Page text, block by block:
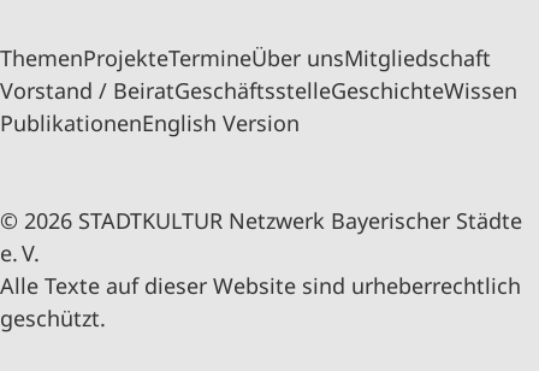
ThemenProjekteTermineÜber unsMitgliedschaft
Vorstand / BeiratGeschäftsstelleGeschichteWissen
PublikationenEnglish Version
© 2026 STADTKULTUR Netzwerk Bayerischer Städte
e. V.
Alle Texte auf dieser Website sind urheberrechtlich
geschützt.